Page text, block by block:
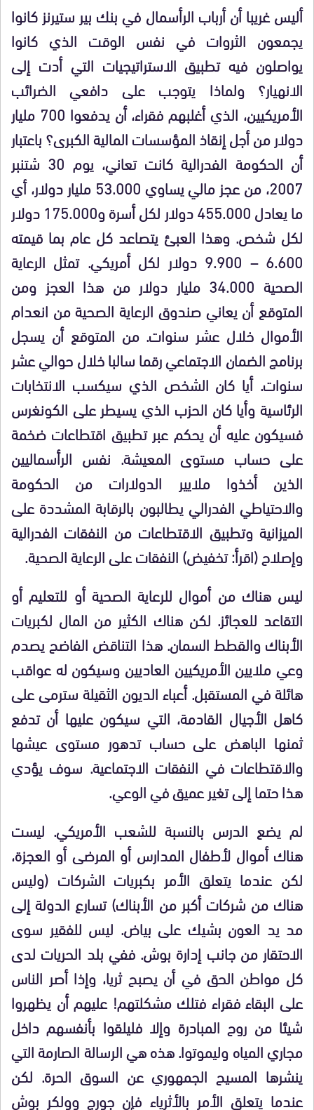
أليس غريبا أن أرباب الرأسمال في بنك بير ستيرنز كانوا
يجمعون الثروات في نفس الوقت الذي كانوا
يواصلون فيه تطبيق الاستراتيجيات التي أدت إلى
الانهيار؟ ولماذا يتوجب على دافعي الضرائب
الأمريكيين، الذي أغلبهم فقراء، أن يدفعوا 700 مليار
دولار من أجل إنقاذ المؤسسات المالية الكبرى؟ باعتبار
أن الحكومة الفدرالية كانت تعاني، يوم 30 شتنبر
2007، من عجز مالي يساوي 53.000 مليار دولار، أي
ما يعادل 455.000 دولار لكل أسرة و175.000 دولار
لكل شخص. وهذا العبئ يتصاعد كل عام بما قيمته
6.600 – 9.900 دولار لكل أمريكي. تمثل الرعاية
الصحية 34.000 مليار دولار من هذا العجز ومن
المتوقع أن يعاني صندوق الرعاية الصحية من انعدام
الأموال خلال عشر سنوات. من المتوقع أن يسجل
برنامج الضمان الاجتماعي رقما سالبا خلال حوالي عشر
سنوات. أيا كان الشخص الذي سيكسب الانتخابات
الرئاسية وأيا كان الحزب الذي يسيطر على الكونغرس
فسيكون عليه أن يحكم عبر تطبيق اقتطاعات ضخمة
على حساب مستوى المعيشة. نفس الرأسماليين
الذين أخذوا ملايير الدولارات من الحكومة
والاحتياطي الفدرالي يطالبون بالرقابة المشددة على
الميزانية وتطبيق الاقتطاعات من النفقات الفدرالية
وإصلاح (اقرأ: تخفيض) النفقات على الرعاية الصحية.
ليس هناك من أموال للرعاية الصحية أو للتعليم أو
التقاعد للعجائز. لكن هناك الكثير من المال لكبريات
الأبناك والقطط السمان. هذا التناقض الفاضح يصدم
وعي ملايين الأمريكيين العاديين وسيكون له عواقب
هائلة في المستقبل. أعباء الديون الثقيلة سترمى على
كاهل الأجيال القادمة، التي سيكون عليها أن تدفع
ثمنها الباهض على حساب تدهور مستوى عيشها
والاقتطاعات في النفقات الاجتماعية. سوف يؤدي
هذا حتما إلى تغير عميق في الوعي.
لم يضع الدرس بالنسبة للشعب الأمريكي. ليست
هناك أموال لأطفال المدارس أو المرضى أو العجزة،
لكن عندما يتعلق الأمر بكبريات الشركات (وليس
هناك من شركات أكبر من الأبناك) تسارع الدولة إلى
مد يد العون بشيك على بياض. ليس للفقير سوى
الاحتقار من جانب إدارة بوش. ففي بلد الحريات لدى
كل مواطن الحق في أن يصبح ثريا، وإذا أصر الناس
على البقاء فقراء فتلك مشكلتهم! عليهم أن يظهروا
شيئا من روح المبادرة وإلا فليلقوا بأنفسهم داخل
مجاري المياه وليموتوا. هذه هي الرسالة الصارمة التي
ينشرها المسيح الجمهوري عن السوق الحرة. لكن
عندما يتعلق الأمر بالأثرياء فإن جورج وولكر بوش